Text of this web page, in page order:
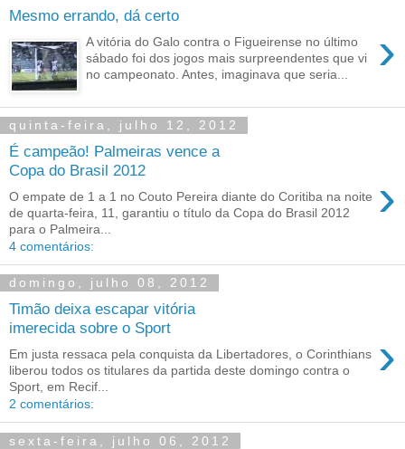
Mesmo errando, dá certo
›
A vitória do Galo contra o Figueirense no último
sábado foi dos jogos mais surpreendentes que vi
no campeonato. Antes, imaginava que seria...
quinta-feira, julho 12, 2012
É campeão! Palmeiras vence a
Copa do Brasil 2012
›
O empate de 1 a 1 no Couto Pereira diante do Coritiba na noite
de quarta-feira, 11, garantiu o título da Copa do Brasil 2012
para o Palmeira...
4 comentários:
domingo, julho 08, 2012
Timão deixa escapar vitória
imerecida sobre o Sport
›
Em justa ressaca pela conquista da Libertadores, o Corinthians
liberou todos os titulares da partida deste domingo contra o
Sport, em Recif...
2 comentários:
sexta-feira, julho 06, 2012